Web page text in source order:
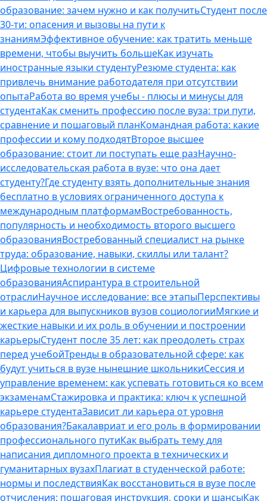
образование: зачем нужно и как получитьСтудент после
30-ти: опасения и вызовы на пути к
знаниямЭффективное обучение: как тратить меньше
времени, чтобы выучить большеКак изучать
иностранные языки студентуРезюме студента: как
привлечь внимание работодателя при отсутствии
опытаРабота во время учебы - плюсы и минусы для
студентаКак сменить профессию после вуза: три пути,
сравнение и пошаговый планКомандная работа: какие
профессии и кому подходятВторое высшее
образование: стоит ли поступать еще разНаучно-
исследовательская работа в вузе: что она дает
студенту?Где студенту взять дополнительные знания
бесплатно в условиях ограниченного доступа к
международным платформамВостребованность,
популярность и необходимость второго высшего
образованияВостребованный специалист на рынке
труда: образование, навыки, скиллы или талант?
Цифровые технологии в системе
образованияАспирантура в строительной
отраслиНаучное исследование: все этапыПерспективы
и карьера для выпускников вузов социологииМягкие и
жесткие навыки и их роль в обучении и построении
карьерыСтудент после 35 лет: как преодолеть страх
перед учебойТренды в образовательной сфере: как
будут учиться в вузе нынешние школьникиСессия и
управление временем: как успевать готовиться ко всем
экзаменамСтажировка и практика: ключ к успешной
карьере студентаЗависит ли карьера от уровня
образования?Бакалавриат и его роль в формировании
профессионального путиКак выбрать тему для
написания дипломного проекта в технических и
гуманитарных вузахПлагиат в студенческой работе:
нормы и последствияКак восстановиться в вузе после
отчисления: пошаговая инструкция, сроки и шансыКак